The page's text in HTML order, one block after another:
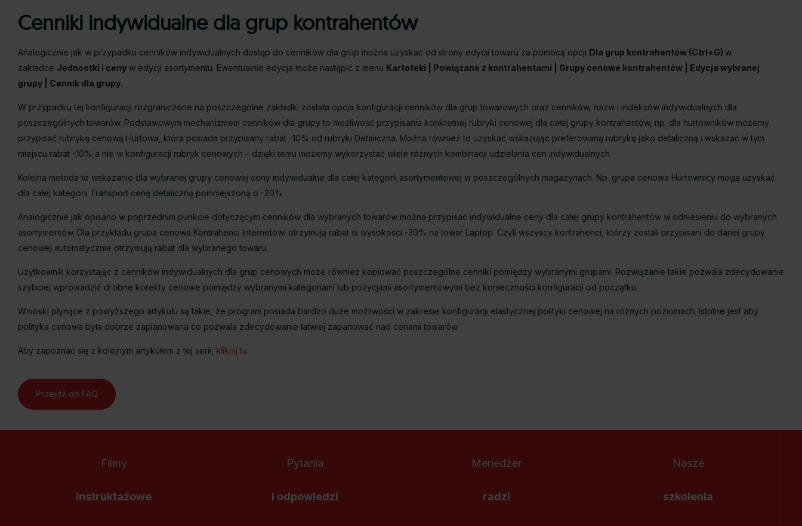
Cenniki indywidualne dla grup kontrahentów
Analogicznie jak w przypadku cenników indywidualnych dostęp do cenników dla grup można uzyskać od strony edycji towaru za pomocą opcji Dla grup kontrahentów (Ctrl+G) w
zakładce Jednostki i ceny w edycji asortymentu. Ewentualnie edycja może nastąpić z menu Kartoteki | Powiązane z kontrahentami | Grupy cenowe kontrahentów | Edycja wybranej
grupy | Cennik dla grupy.
W przypadku tej konfiguracji rozgraniczone na poszczególne zakładki została opcja konfiguracji cenników dla grup towarowych oraz cenników, nazw i indeksów indywidualnych dla
poszczególnych towarów. Podstawowym mechanizmem cenników dla grupy to możliwość przypisania konkretnej rubryki cenowej dla całej grupy kontrahentów, np. dla hurtowników możemy
przypisać rubrykę cenową Hurtowa, która posiada przypisany rabat -10% od rubryki Detaliczna. Można również to uzyskać wskazując preferowaną rubrykę jako detaliczną i wskazać w tym
miejscu rabat -10% a nie w konfiguracji rubryk cenowych – dzięki temu możemy wykorzystać wiele różnych kombinacji udzielania cen indywidualnych.
Kolejna metoda to wskazanie dla wybranej grupy cenowej ceny indywidualne dla całej kategorii asortymentowej w poszczególnych magazynach. Np. grupa cenowa Hurtownicy mogą uzyskać
dla całej kategorii Transport cenę detaliczną pomniejszoną o -20% .
Analogicznie jak opisano w poprzednim punkcie dotyczącym cenników dla wybranych towarów można przypisać indywidualne ceny dla całej grupy kontrahentów w odniesieniu do wybranych
asortymentów. Dla przykładu grupa cenowa Kontrahenci Internetowi otrzymują rabat w wysokości -30% na towar Laptop. Czyli wszyscy kontrahenci, którzy zostali przypisani do danej grupy
cenowej automatycznie otrzymują rabat dla wybranego towaru.
Użytkownik korzystając z cenników indywidualnych dla grup cenowych może również kopiować poszczególne cenniki pomiędzy wybranymi grupami. Rozwiązanie takie pozwala zdecydowanie
szybciej wprowadzić drobne korekty cenowe pomiędzy wybranymi kategoriami lub pozycjami asortymentowymi bez konieczności konfiguracji od początku.
Wnioski płynące z powyższego artykułu są takie, że program posiada bardzo duże możliwości w zakresie konfiguracji elastycznej polityki cenowej na różnych poziomach. Istotne jest aby
polityka cenowa była dobrze zaplanowana co pozwala zdecydowanie łatwiej zapanować nad cenami towarów.
Aby zapoznać się z kolejnym artykułem z tej serii, kliknij tu.
Przejdź do FAQ
Filmy
instruktażowe
Pytania
i odpowiedzi
Menedżer
radzi
Nasze
szkolenia